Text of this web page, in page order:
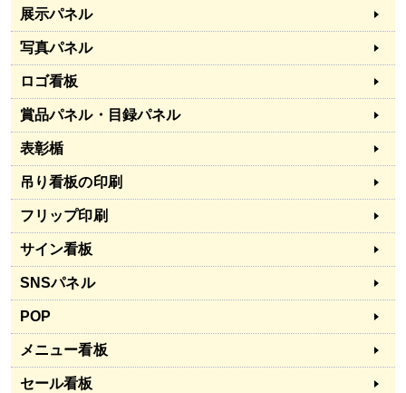
展示パネル
写真パネル
ロゴ看板
賞品パネル・目録パネル
表彰楯
吊り看板の印刷
フリップ印刷
サイン看板
SNSパネル
POP
メニュー看板
セール看板